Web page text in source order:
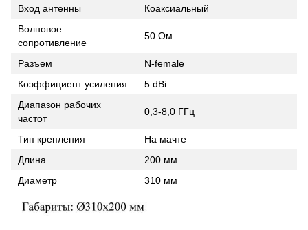
Вход антенны
Коаксиальный
Волновое
сопротивление
50 Ом
Разъем
N-female
Коэффициент усиления
5 dBi
Диапазон рабочих
частот
0,3-8,0 ГГц
Тип крепления
На мачте
Длина
200 мм
Диаметр
310 мм